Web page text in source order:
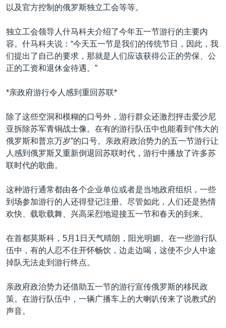
台海两岸关系
关注西藏
关注新疆
其他语言网站
以及官方控制的俄罗斯独立工会等等。
独立工会领导人什马科夫介绍了今年五一节游行的主要内
容。什马科夫说：“今天五一节是我们的传统节日，因此，我
们提出了自己的要求，那就是人们应该获得公正的劳保、公
正的工资和退休金待遇。”
*亲政府游行令人感到重回苏联*
除了这些空洞和模糊的口号外，游行群众还激烈抨击爱沙尼
亚拆除苏军青铜战士像。在有的游行队伍中也能看到“伟大的
俄罗斯和普京万岁”的口号。亲政府政治势力的五一节游行让
人感到俄罗斯又重新倒退回苏联时代，游行中播放了许多苏
联时代的歌曲。
这种游行通常都由各个企业单位或者是当地政府组织，一些
到场参加游行的人还得登记注册。尽管如此，人们还是热情
欢快、载歌载舞、兴高采烈地迎接五一节和春天的到来。
在首都莫斯科，5月1日天气晴朗，阳光明媚。在一些游行队
伍中，有的人忍不住开怀畅饮，边走边喝，这使不少人中途
掉队无法走到游行终点。
亲政府政治势力还借助五一节的游行宣传俄罗斯的移民政
策。在游行队伍中，一辆广播车上的大喇叭传来了说教式的
声音。